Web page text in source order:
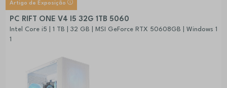
Artigo de Exposição
PC RIFT ONE V4 I5 32G 1TB 5060
Intel Core i5 | 1 TB | 32 GB | MSI GeForce RTX 50608GB | Windows 1
1